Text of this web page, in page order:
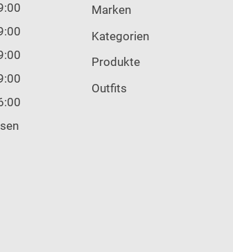
Marken
Kategorien
Produkte
Outfits